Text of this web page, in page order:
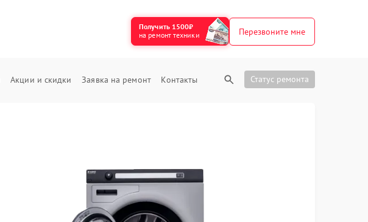
Получить 1500₽
на ремонт техники
Перезвоните мне
Акции и скидки Заявка на ремонт Контакты Статус ремонта